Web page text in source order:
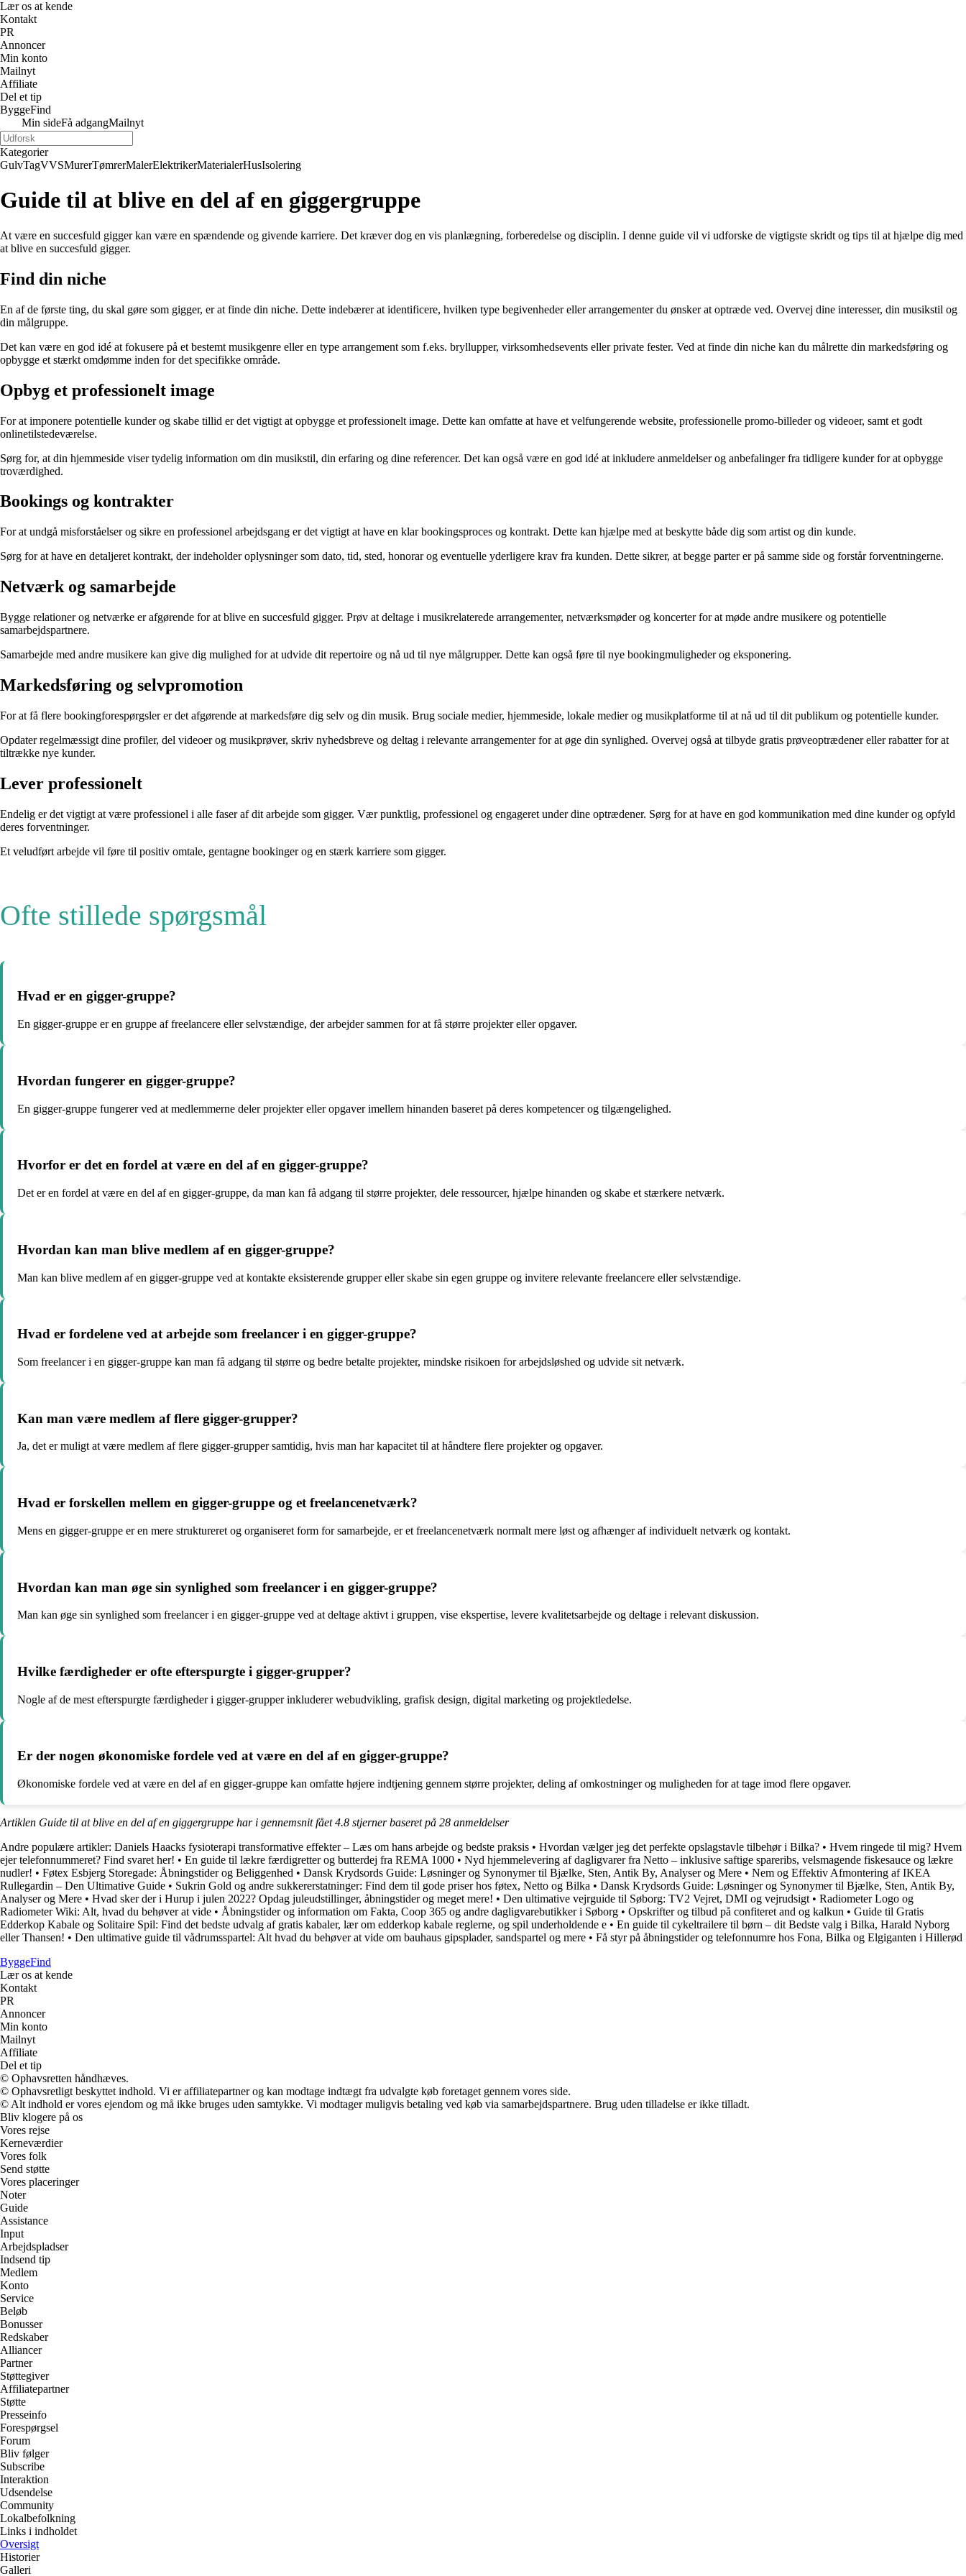
Lær os at kende
Kontakt
PR
Annoncer
Min konto
Mailnyt
Affiliate
Del et tip
ByggeFind
Min sideFå adgangMailnyt
Kategorier
GulvTagVVSMurerTømrerMalerElektrikerMaterialerHusIsolering
Guide til at blive en del af en giggergruppe
At være en succesfuld gigger kan være en spændende og givende karriere. Det kræver dog en vis planlægning, forberedelse og disciplin. I denne guide vil vi udforske de vigtigste skridt og tips til at hjælpe dig med
at blive en succesfuld gigger.
Find din niche
En af de første ting, du skal gøre som gigger, er at finde din niche. Dette indebærer at identificere, hvilken type begivenheder eller arrangementer du ønsker at optræde ved. Overvej dine interesser, din musikstil og
din målgruppe.
Det kan være en god idé at fokusere på et bestemt musikgenre eller en type arrangement som f.eks. bryllupper, virksomhedsevents eller private fester. Ved at finde din niche kan du målrette din markedsføring og
opbygge et stærkt omdømme inden for det specifikke område.
Opbyg et professionelt image
For at imponere potentielle kunder og skabe tillid er det vigtigt at opbygge et professionelt image. Dette kan omfatte at have et velfungerende website, professionelle promo-billeder og videoer, samt et godt
onlinetilstedeværelse.
Sørg for, at din hjemmeside viser tydelig information om din musikstil, din erfaring og dine referencer. Det kan også være en god idé at inkludere anmeldelser og anbefalinger fra tidligere kunder for at opbygge
troværdighed.
Bookings og kontrakter
For at undgå misforståelser og sikre en professionel arbejdsgang er det vigtigt at have en klar bookingsproces og kontrakt. Dette kan hjælpe med at beskytte både dig som artist og din kunde.
Sørg for at have en detaljeret kontrakt, der indeholder oplysninger som dato, tid, sted, honorar og eventuelle yderligere krav fra kunden. Dette sikrer, at begge parter er på samme side og forstår forventningerne.
Netværk og samarbejde
Bygge relationer og netværke er afgørende for at blive en succesfuld gigger. Prøv at deltage i musikrelaterede arrangementer, netværksmøder og koncerter for at møde andre musikere og potentielle
samarbejdspartnere.
Samarbejde med andre musikere kan give dig mulighed for at udvide dit repertoire og nå ud til nye målgrupper. Dette kan også føre til nye bookingmuligheder og eksponering.
Markedsføring og selvpromotion
For at få flere bookingforespørgsler er det afgørende at markedsføre dig selv og din musik. Brug sociale medier, hjemmeside, lokale medier og musikplatforme til at nå ud til dit publikum og potentielle kunder.
Opdater regelmæssigt dine profiler, del videoer og musikprøver, skriv nyhedsbreve og deltag i relevante arrangementer for at øge din synlighed. Overvej også at tilbyde gratis prøveoptrædener eller rabatter for at
tiltrække nye kunder.
Lever professionelt
Endelig er det vigtigt at være professionel i alle faser af dit arbejde som gigger. Vær punktlig, professionel og engageret under dine optrædener. Sørg for at have en god kommunikation med dine kunder og opfyld
deres forventninger.
Et veludført arbejde vil føre til positiv omtale, gentagne bookinger og en stærk karriere som gigger.
Ofte stillede spørgsmål
Hvad er en gigger-gruppe?
En gigger-gruppe er en gruppe af freelancere eller selvstændige, der arbejder sammen for at få større projekter eller opgaver.
Hvordan fungerer en gigger-gruppe?
En gigger-gruppe fungerer ved at medlemmerne deler projekter eller opgaver imellem hinanden baseret på deres kompetencer og tilgængelighed.
Hvorfor er det en fordel at være en del af en gigger-gruppe?
Det er en fordel at være en del af en gigger-gruppe, da man kan få adgang til større projekter, dele ressourcer, hjælpe hinanden og skabe et stærkere netværk.
Hvordan kan man blive medlem af en gigger-gruppe?
Man kan blive medlem af en gigger-gruppe ved at kontakte eksisterende grupper eller skabe sin egen gruppe og invitere relevante freelancere eller selvstændige.
Hvad er fordelene ved at arbejde som freelancer i en gigger-gruppe?
Som freelancer i en gigger-gruppe kan man få adgang til større og bedre betalte projekter, mindske risikoen for arbejdsløshed og udvide sit netværk.
Kan man være medlem af flere gigger-grupper?
Ja, det er muligt at være medlem af flere gigger-grupper samtidig, hvis man har kapacitet til at håndtere flere projekter og opgaver.
Hvad er forskellen mellem en gigger-gruppe og et freelancenetværk?
Mens en gigger-gruppe er en mere struktureret og organiseret form for samarbejde, er et freelancenetværk normalt mere løst og afhænger af individuelt netværk og kontakt.
Hvordan kan man øge sin synlighed som freelancer i en gigger-gruppe?
Man kan øge sin synlighed som freelancer i en gigger-gruppe ved at deltage aktivt i gruppen, vise ekspertise, levere kvalitetsarbejde og deltage i relevant diskussion.
Hvilke færdigheder er ofte efterspurgte i gigger-grupper?
Nogle af de mest efterspurgte færdigheder i gigger-grupper inkluderer webudvikling, grafisk design, digital marketing og projektledelse.
Er der nogen økonomiske fordele ved at være en del af en gigger-gruppe?
Økonomiske fordele ved at være en del af en gigger-gruppe kan omfatte højere indtjening gennem større projekter, deling af omkostninger og muligheden for at tage imod flere opgaver.
Artiklen Guide til at blive en del af en giggergruppe har i gennemsnit fået4.8 stjerner baseret på 28 anmeldelser
Andre populære artikler: Daniels Haacks fysioterapi transformative effekter – Læs om hans arbejde og bedste praksis • Hvordan vælger jeg det perfekte opslagstavle tilbehør i Bilka? • Hvem ringede til mig? Hvem
ejer telefonnummeret? Find svaret her! • En guide til lækre færdigretter og butterdej fra REMA 1000 • Nyd hjemmelevering af dagligvarer fra Netto – inklusive saftige spareribs, velsmagende fiskesauce og lækre
nudler! • Føtex Esbjerg Storegade: Åbningstider og Beliggenhed • Dansk Krydsords Guide: Løsninger og Synonymer til Bjælke, Sten, Antik By, Analyser og Mere • Nem og Effektiv Afmontering af IKEA
Rullegardin – Den Ultimative Guide • Sukrin Gold og andre sukkererstatninger: Find dem til gode priser hos føtex, Netto og Bilka • Dansk Krydsords Guide: Løsninger og Synonymer til Bjælke, Sten, Antik By,
Analyser og Mere • Hvad sker der i Hurup i julen 2022? Opdag juleudstillinger, åbningstider og meget mere! • Den ultimative vejrguide til Søborg: TV2 Vejret, DMI og vejrudsigt • Radiometer Logo og
Radiometer Wiki: Alt, hvad du behøver at vide • Åbningstider og information om Fakta, Coop 365 og andre dagligvarebutikker i Søborg • Opskrifter og tilbud på confiteret and og kalkun • Guide til Gratis
Edderkop Kabale og Solitaire Spil: Find det bedste udvalg af gratis kabaler, lær om edderkop kabale reglerne, og spil underholdende e • En guide til cykeltrailere til børn – dit Bedste valg i Bilka, Harald Nyborg
eller Thansen! • Den ultimative guide til vådrumsspartel: Alt hvad du behøver at vide om bauhaus gipsplader, sandspartel og mere • Få styr på åbningstider og telefonnumre hos Fona, Bilka og Elgiganten i Hillerød
ByggeFind
Lær os at kende
Kontakt
PR
Annoncer
Min konto
Mailnyt
Affiliate
Del et tip
© Ophavsretten håndhæves.
© Ophavsretligt beskyttet indhold. Vi er affiliatepartner og kan modtage indtægt fra udvalgte køb foretaget gennem vores side.
© Alt indhold er vores ejendom og må ikke bruges uden samtykke. Vi modtager muligvis betaling ved køb via samarbejdspartnere. Brug uden tilladelse er ikke tilladt.
Bliv klogere på os
Vores rejse
Kerneværdier
Vores folk
Send støtte
Vores placeringer
Noter
Guide
Assistance
Input
Arbejdspladser
Indsend tip
Medlem
Konto
Service
Beløb
Bonusser
Redskaber
Alliancer
Partner
Støttegiver
Affiliatepartner
Støtte
Presseinfo
Forespørgsel
Forum
Bliv følger
Subscribe
Interaktion
Udsendelse
Community
Lokalbefolkning
Links i indholdet
Oversigt
Historier
Galleri